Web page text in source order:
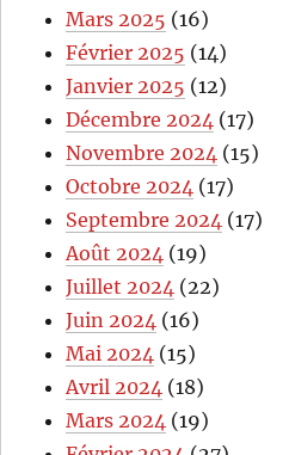
Mars 2025 (16)
Février 2025 (14)
Janvier 2025 (12)
Décembre 2024 (17)
Novembre 2024 (15)
Octobre 2024 (17)
Septembre 2024 (17)
Août 2024 (19)
Juillet 2024 (22)
Juin 2024 (16)
Mai 2024 (15)
Avril 2024 (18)
Mars 2024 (19)